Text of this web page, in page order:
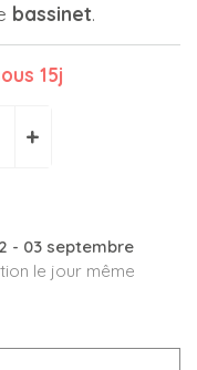
bassinet.
15j
+
- 03 septembre
le jour même